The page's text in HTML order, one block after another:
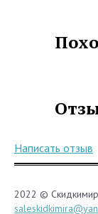
Написать отзыв
2022 ©